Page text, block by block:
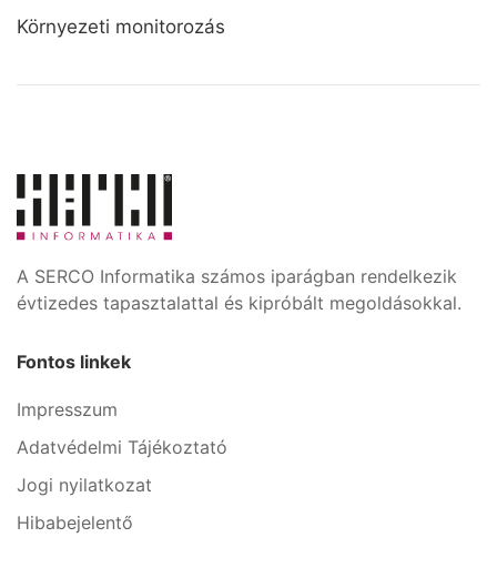
Környezeti monitorozás
A SERCO Informatika számos iparágban rendelkezik
évtizedes tapasztalattal és kipróbált megoldásokkal.
Fontos linkek
Impresszum
Adatvédelmi Tájékoztató
Jogi nyilatkozat
Hibabejelentő